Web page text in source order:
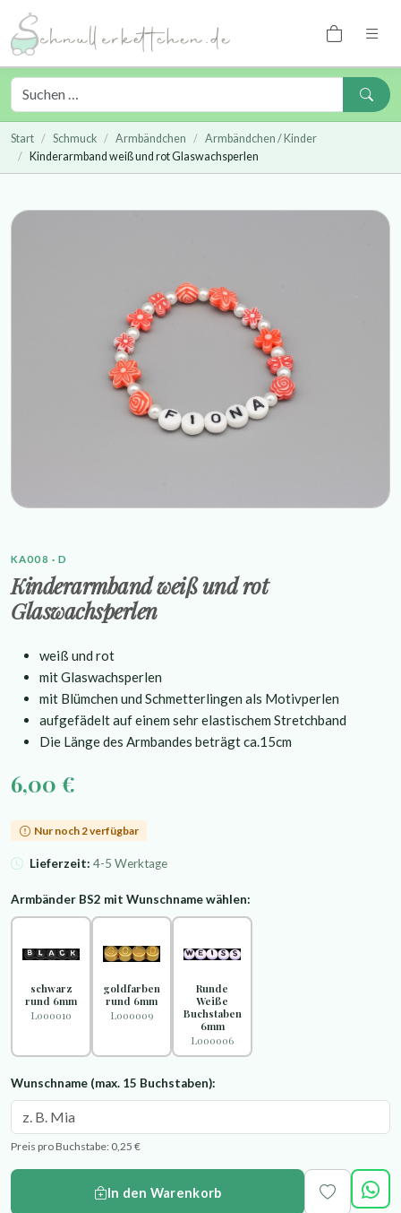
Start Schmuck Armbändchen
Armbändchen / Kinder
Kinderarmband weiß und rot Glaswachsperlen
KA008 · D
Kinderarmband weiß und rot
Glaswachsperlen
weiß und rot
mit Glaswachsperlen
mit Blümchen und Schmetterlingen als Motivperlen
aufgefädelt auf einem sehrelastischem Stretchband
Die Länge des Armbandes beträgt ca.15cm
6,00 €
Nur noch 2 verfügbar
Lieferzeit: 4-5 Werktage
Armbänder BS2 mit Wunschname wählen:
schwarz
rund 6mm
L000010
goldfarben
rund 6mm
L000009
Runde
Weiße
Buchstaben
6mm
L000006
Wunschname (max. 15 Buchstaben):
Preis pro Buchstabe: 0,25 €
In den Warenkorb